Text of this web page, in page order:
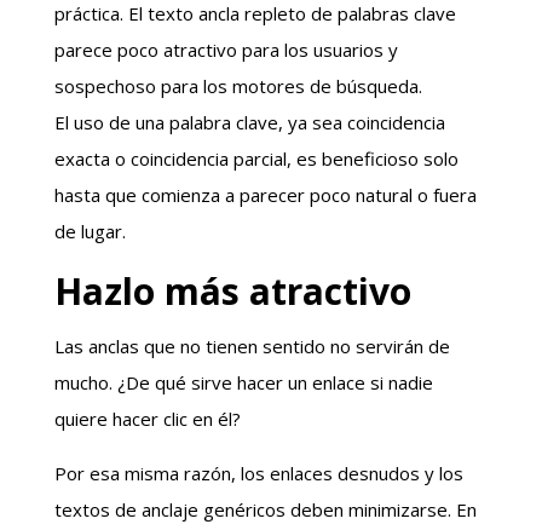
práctica. El texto ancla repleto de palabras clave
parece poco atractivo para los usuarios y
sospechoso para los motores de búsqueda.
El uso de una palabra clave, ya sea coincidencia
exacta o coincidencia parcial, es beneficioso solo
hasta que comienza a parecer poco natural o fuera
de lugar.
Hazlo más atractivo
Las anclas que no tienen sentido no servirán de
mucho. ¿De qué sirve hacer un enlace si nadie
quiere hacer clic en él?
Por esa misma razón, los enlaces desnudos y los
textos de anclaje genéricos deben minimizarse. En